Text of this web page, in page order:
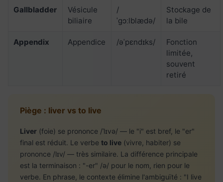
Gallbladder
Vésicule
biliaire
/
ˈɡɔːlblædə/
Stockage de
la bile
Appendix Appendice /əˈpɛndɪks/
Fonction
limitée,
souvent
retiré
Piège : liver vs to live
Liver (foie) se prononce /ˈlɪvə/ — le "i" est bref, le "er"
final est réduit. Le verbe to live (vivre, habiter) se
prononce /lɪv/ — très similaire. La différence principale
est la terminaison : "-er" /ə/ pour le nom, rien pour le
verbe. En phrase, le contexte élimine l'ambiguïté : "I live